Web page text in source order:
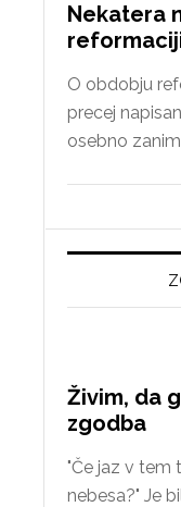
Nekatera
O obdobju
precej
osebno
Živim, da
zgodba
"Če jaz v tem
nebesa?" Je